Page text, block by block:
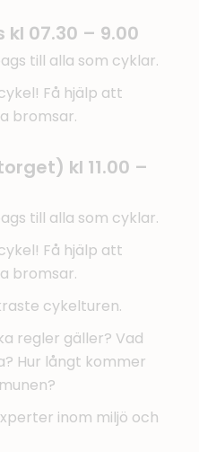
07.30 – 9.00
till alla som cyklar.
Få hjälp att
bromsar.
kl 11.00 –
till alla som cyklar.
Få hjälp att
bromsar.
cykelturen.
regler gäller? Vad
Hur långt kommer
inom miljö och